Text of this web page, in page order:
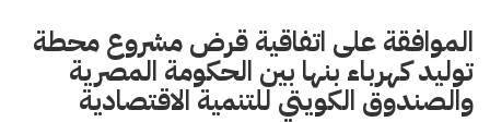
الموافقة على اتفاقية قرض مشروع محطة
توليد كهرباء بنها بين الحكومة المصرية
والصندوق الكويتي للتنمية الاقتصادية